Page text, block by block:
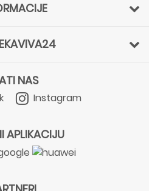
NAS
Instagram
APLIKACIJU